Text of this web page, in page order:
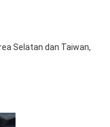
Selatan dan Taiwan,